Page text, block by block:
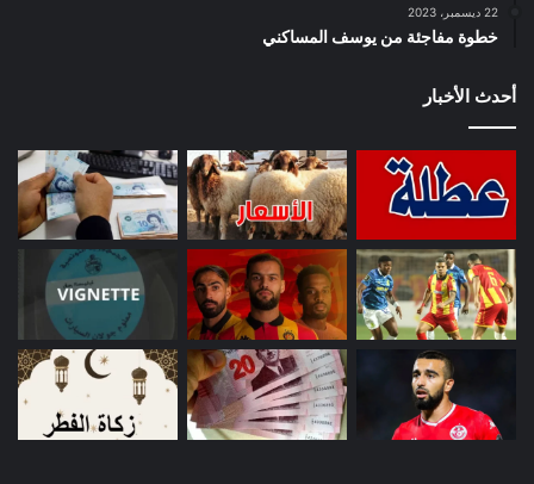
22 ديسمبر، 2023
خطوة مفاجئة من يوسف المساكني
أحدث الأخبار